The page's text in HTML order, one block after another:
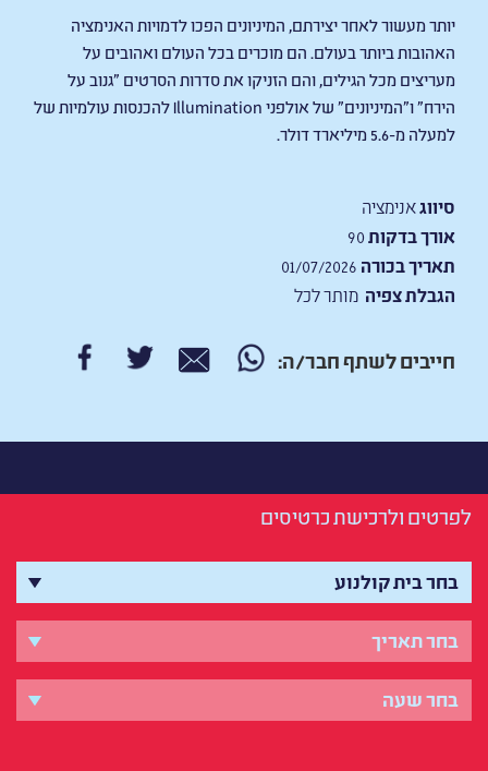
יותר מעשור לאחר יצירתם, המיניונים הפכו לדמויות האנימציה
האהובות ביותר בעולם. הם מוכרים בכל העולם ואהובים על
מעריצים מכל הגילים, והם הזניקו את סדרות הסרטים "גנוב על
הירח" ו"המיניונים" של אולפני Illumination להכנסות עולמיות של
למעלה מ-5.6 מיליארד דולר.
סיווגאנימציה
אורך בדקות
תאריך בכורה
הגבלת צפיה מותר לכל
חייבים לשתף חבר/ה:
לפרטים ולרכישת כרטיסים